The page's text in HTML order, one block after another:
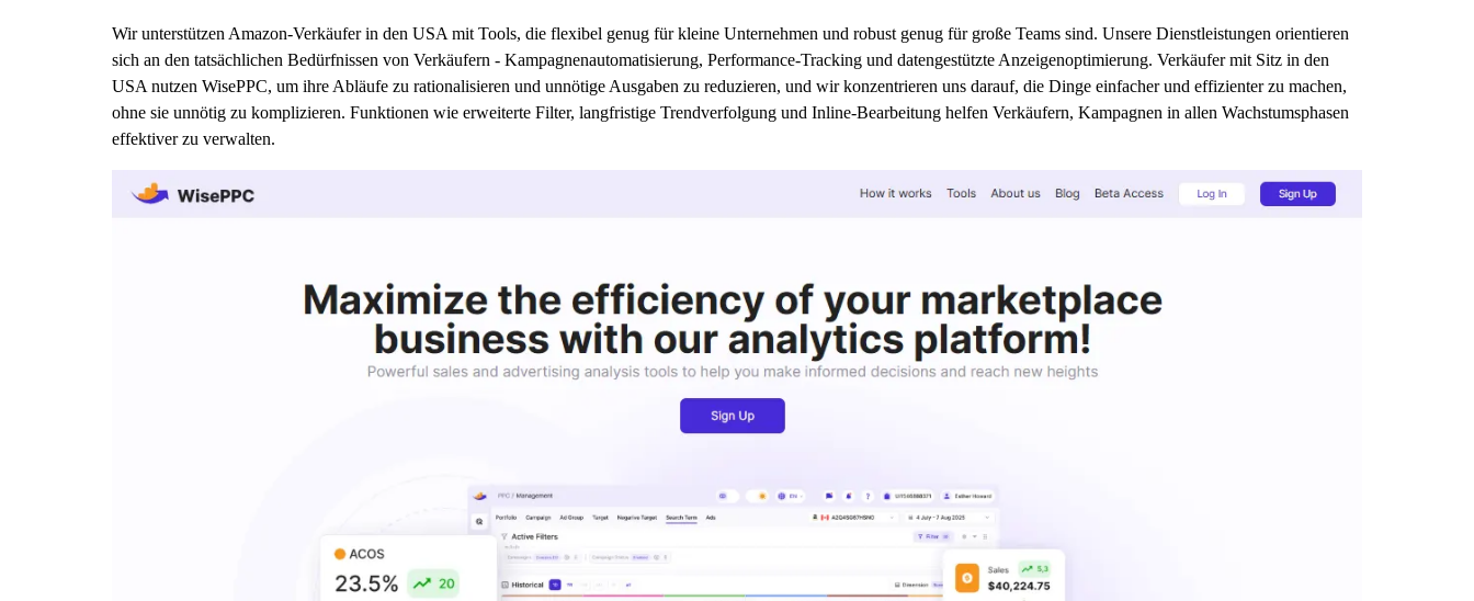
Wir unterstützen Amazon-Verkäufer in den USA mit Tools, die flexibel genug für kleine Unternehmen und robust genug für große Teams sind. Unsere Dienstleistungen orientieren
sich an den tatsächlichen Bedürfnissen von Verkäufern - Kampagnenautomatisierung, Performance-Tracking und datengestützte Anzeigenoptimierung. Verkäufer mit Sitz in den
USA nutzen WisePPC, um ihre Abläufe zu rationalisieren und unnötige Ausgaben zu reduzieren, und wir konzentrieren uns darauf, die Dinge einfacher und effizienter zu machen,
ohne sie unnötig zu komplizieren. Funktionen wie erweiterte Filter, langfristige Trendverfolgung und Inline-Bearbeitung helfen Verkäufern, Kampagnen in allen Wachstumsphasen
effektiver zu verwalten.